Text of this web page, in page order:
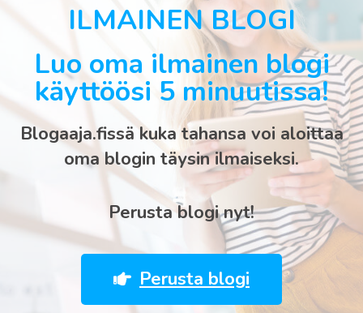
ILMAINEN BLOGI
Luo oma ilmainen blogi
käyttöösi 5 minuutissa!
Blogaaja.fissä kuka tahansa voi aloittaa
oma blogin täysin ilmaiseksi.
Perusta blogi nyt!
Perusta blogi